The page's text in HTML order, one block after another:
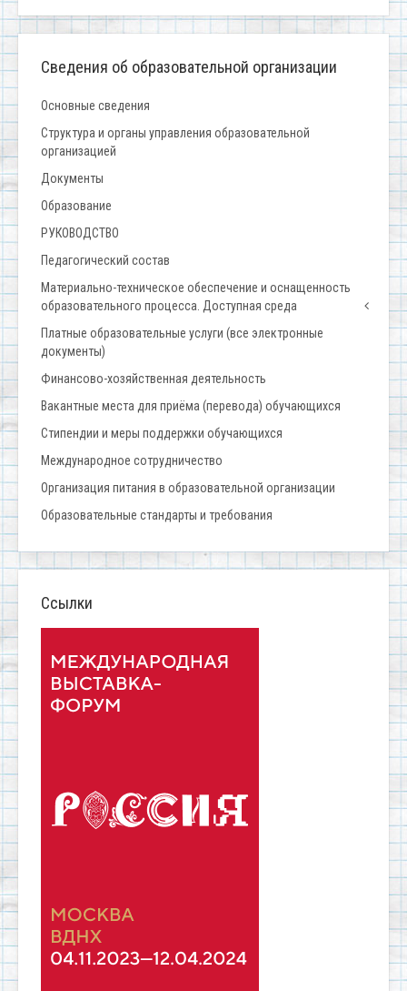
Сведения об образовательной организации
Основные сведения
Структура и органы управления образовательной
организацией
Документы
Образование
РУКОВОДСТВО
Педагогический состав
Материально-техническое обеспечение и оснащенность
образовательного процесса. Доступная среда
Платные образовательные услуги (все электронные
документы)
Финансово-хозяйственная деятельность
Вакантные места для приёма (перевода) обучающихся
Стипендии и меры поддержки обучающихся
Международное сотрудничество
Организация питания в образовательной организации
Образовательные стандарты и требования
Ссылки